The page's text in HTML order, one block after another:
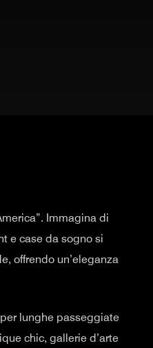
Immagina di
e case da sogno si
offrendo un’eleganza
lunghe passeggiate
chic, gallerie d’arte